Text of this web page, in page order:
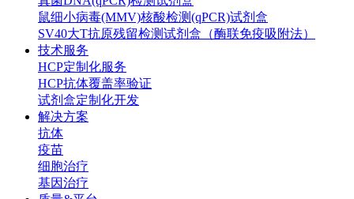
鼠细小病毒(MMV)核酸检测(qPCR)试剂盒
SV40大T抗原残留检测试剂盒（酶联免疫吸附法）
技术服务
HCP定制化服务
HCP抗体覆盖率验证
试剂盒定制化开发
解决方案
抗体
疫苗
细胞治疗
基因治疗